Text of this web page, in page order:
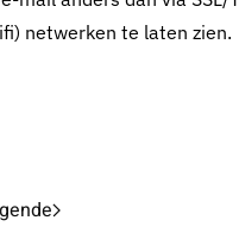
netwerken te laten zien.